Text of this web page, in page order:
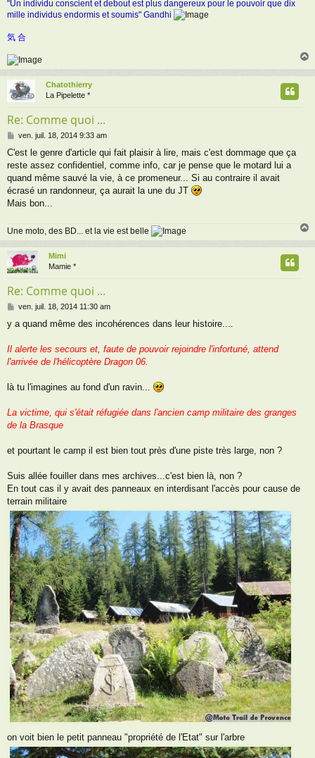
"Un individu conscient et debout est plus dangereux pour le pouvoir que dix
mille individus endormis et soumis" Gandhi
気 合
a
u
Chatothierry
La Pipelette *
Re: Comme quoi ...
M
s
s
a
g
ven. juil. 18, 2014 9:33 am
C'est le genre d'article qui fait plaisir à lire, mais c'est dommage que ça
reste assez confidentiel, comme info, car je pense que le motard lui a
quand même sauvé la vie, à ce promeneur... Si au contraire il avait
écrasé un randonneur, ça aurait la une du JT
Mais bon...
Une moto, des BD... et la vie est belle
Mimi
Mamie *
Re: Comme quoi ...
M
s
a
g
ven. juil. 18, 2014 11:30 am
y a quand même des incohérences dans leur histoire....
Il alerte les secours et, faute de pouvoir rejoindre l'infortuné, attend
l'arrivée de l'hélicoptère Dragon 06.
là tu l'imagines au fond d'un ravin...
La victime, qui s'était réfugiée dans l'ancien camp militaire des granges
de la Brasque
et pourtant le camp il est bien tout près d'une piste très large, non ?
Suis allée fouiller dans mes archives...c'est bien là, non ?
En tout cas il y avait des panneaux en interdisant l'accès pour cause de
terrain militaire
on voit bien le petit panneau "propriété de l'Etat" sur l'arbre